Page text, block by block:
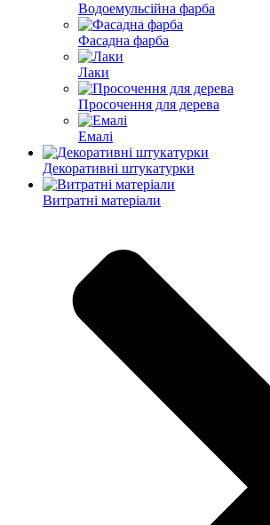
Водоемульсійна фарба
Фасадна фарба
Лаки
Просочення для дерева
Емалі
Декоративні штукатурки
Витратні матеріали